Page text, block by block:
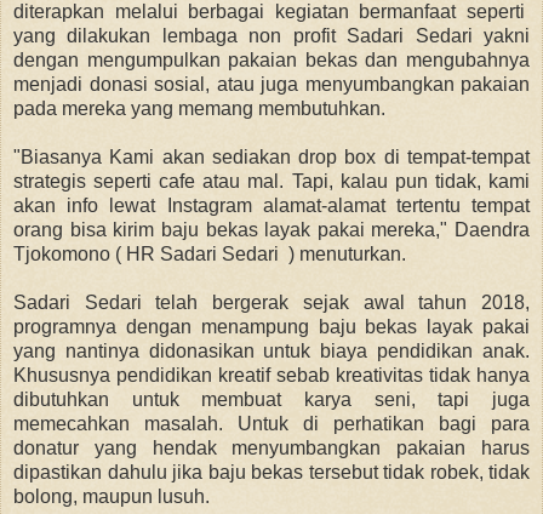
diterapkan melalui berbagai kegiatan bermanfaat seperti
yang dilakukan lembaga non profit Sadari Sedari yakni
dengan mengumpulkan pakaian bekas dan mengubahnya
menjadi donasi sosial, atau juga menyumbangkan pakaian
pada mereka yang memang membutuhkan.
"Biasanya Kami akan sediakan drop box di tempat-tempat
strategis seperti cafe atau mal. Tapi, kalau pun tidak, kami
akan info lewat Instagram alamat-alamat tertentu tempat
orang bisa kirim baju bekas layak pakai mereka," Daendra
Tjokomono ( HR Sadari Sedari ) menuturkan.
Sadari Sedari telah bergerak sejak awal tahun 2018,
programnya dengan menampung baju bekas layak pakai
yang nantinya didonasikan untuk biaya pendidikan anak.
Khususnya pendidikan kreatif sebab kreativitas tidak hanya
dibutuhkan untuk membuat karya seni, tapi juga
memecahkan masalah. Untuk di perhatikan bagi para
donatur yang hendak menyumbangkan pakaian harus
dipastikan dahulu jika baju bekas tersebut tidak robek, tidak
bolong, maupun lusuh.